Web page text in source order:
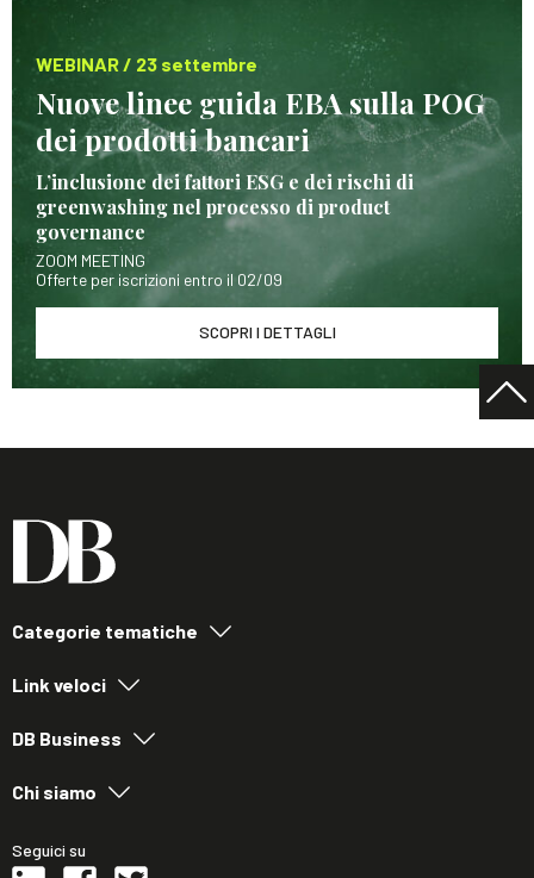
WEBINAR / 23 settembre
Nuove linee guida EBA sulla POG
dei prodotti bancari
L’inclusione dei fattori ESG e dei rischi di
greenwashing nel processo di product
governance
ZOOM MEETING
Offerte per iscrizioni entro il 02/09
SCOPRI I DETTAGLI
Categorie tematiche
Link veloci
DB Business
Chi siamo
Seguici su